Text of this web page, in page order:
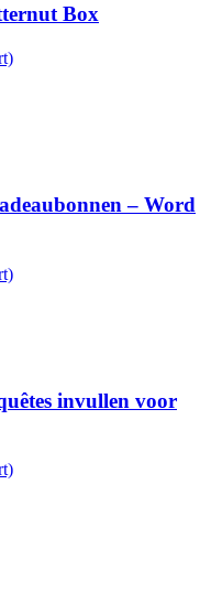
Box
– Word
invullen voor